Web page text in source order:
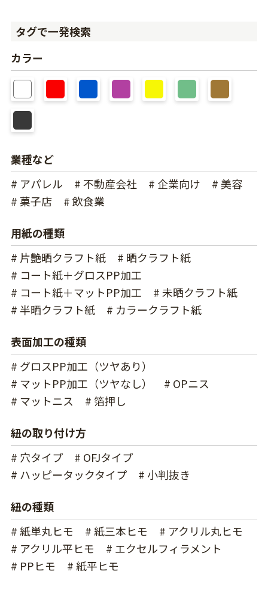
タグで一発検索
カラー
業種など
# アパレル
# 不動産会社 # 企業向け
# 美容
# 菓子店
# 飲食業
用紙の種類
# 片艶晒クラフト紙
# 晒クラフト紙
# コート紙＋グロスPP加工
# コート紙＋マットPP加工
# 未晒クラフト紙
# 半晒クラフト紙
# カラークラフト紙
表面加工の種類
# グロスPP加工（ツヤあり）
# マットPP加工（ツヤなし）
# OPニス
# マットニス
# 箔押し
紐の取り付け方
# 穴タイプ
# OFJタイプ
# ハッピータックタイプ
# 小判抜き
紐の種類
# 紙単丸ヒモ
# 紙三本ヒモ
# アクリル丸ヒモ
# アクリル平ヒモ
# エクセルフィラメント
# PPヒモ
# 紙平ヒモ